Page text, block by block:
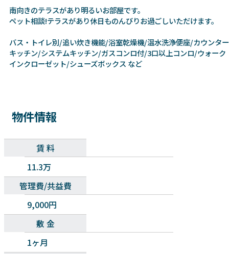
南向きのテラスがあり明るいお部屋です。
ペット相談!テラスがあり休日ものんびりお過ごしいただけます。
バス・トイレ別/追い炊き機能/浴室乾燥機/温水洗浄便座/カウンター
キッチン/システムキッチン/ガスコンロ付/3口以上コンロ/ウォーク
インクローゼット/シューズボックス など
物件情報
賃 料
11.3万
管理費/共益費
9,000円
敷 金
1ヶ月